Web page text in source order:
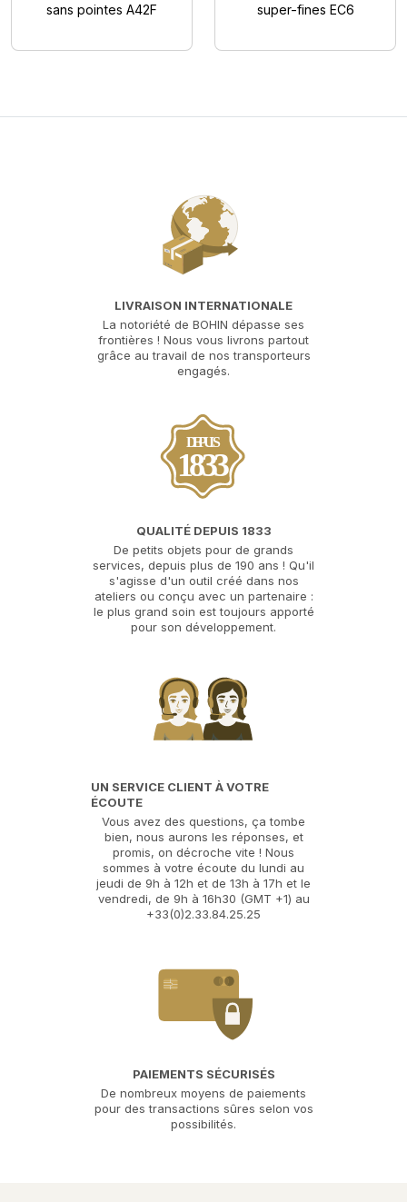
sans pointes A42F super-fines EC6
LIVRAISON INTERNATIONALE
La notoriété de BOHIN dépasse ses
frontières ! Nous vous livrons partout
grâce au travail de nos transporteurs
engagés.
DEPUIS
1833
QUALITÉ DEPUIS 1833
De petits objets pour de grands
services, depuis plus de 190 ans ! Qu'il
s'agisse d'un outil créé dans nos
ateliers ou conçu avec un partenaire :
le plus grand soin est toujours apporté
pour son développement.
UN SERVICE CLIENT À VOTRE
ÉCOUTE
Vous avez des questions, ça tombe
bien, nous aurons les réponses, et
promis, on décroche vite ! Nous
sommes à votre écoute du lundi au
jeudi de 9h à 12h et de 13h à 17h et le
vendredi, de 9h à 16h30 (GMT +1) au
+33(0)2.33.84.25.25
PAIEMENTS SÉCURISÉS
De nombreux moyens de paiements
pour des transactions sûres selon vos
possibilités.